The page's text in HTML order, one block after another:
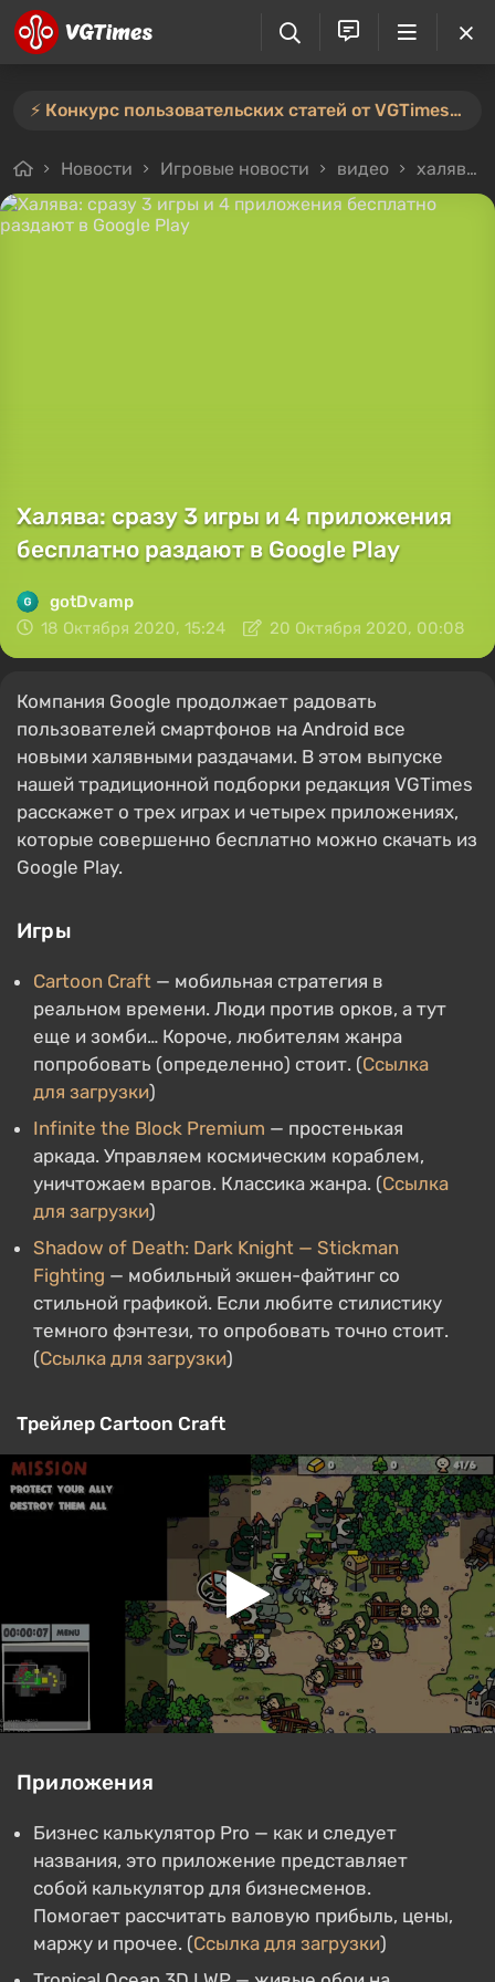
⚡️ Конкурс пользовательских статей от VGTimes продлён — участвуйте тут ⚡️
Новости Игровые новости видео халява
Халява: сразу 3 игры и 4 приложения
бесплатно раздают в Google Play
gotDvamp
18 Октября 2020, 15:24
20 Октября 2020, 00:08
Компания Google продолжает радовать
пользователей смартфонов на Android все
новыми халявными раздачами. В этом выпуске
нашей традиционной подборки редакция VGTimes
расскажет о трех играх и четырех приложениях,
которые совершенно бесплатно можно скачать из
Google Play.
Игры
Cartoon Craft — мобильная стратегия в
реальном времени. Люди против орков, а тут
еще и зомби… Короче, любителям жанра
попробовать (определенно) стоит. (Ссылка
для загрузки)
Infinite the Block Premium — простенькая
аркада. Управляем космическим кораблем,
уничтожаем врагов. Классика жанра. (Ссылка
для загрузки)
Shadow of Death: Dark Knight — Stickman
Fighting — мобильный экшен-файтинг со
стильной графикой. Если любите стилистику
темного фэнтези, то опробовать точно стоит.
(Ссылка для загрузки)
Трейлер Cartoon Craft
Приложения
Бизнес калькулятор Pro — как и следует
названия, это приложение представляет
собой калькулятор для бизнесменов.
Помогает рассчитать валовую прибыль, цены,
маржу и прочее. (Ссылка для загрузки)